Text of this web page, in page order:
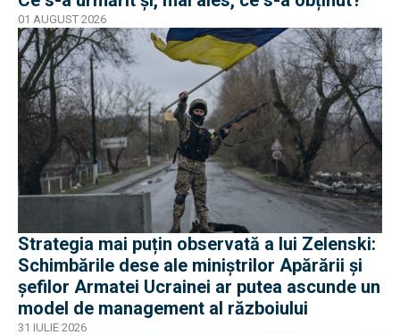
01 AUGUST 2026
Strategia mai puțin observată a lui Zelenski:
Schimbările dese ale miniștrilor Apărării și
șefilor Armatei Ucrainei ar putea ascunde un
model de management al războiului
31 IULIE 2026